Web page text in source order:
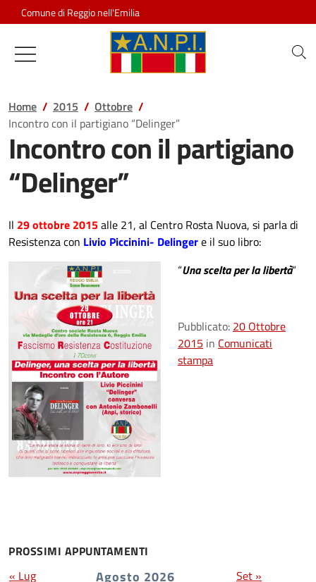
Salta al contenuto
Comune di Reggio nell'Emilia
Associazione Nazionale
Home 2015
Ottobre
Incontro con il partigiano “Delinger”
Incontro con il partigiano
“Delinger”
Il 29 ottobre 2015alle 21, al Centro Rosta Nuova, si parla di
Resistenza con Livio Piccinini- Delingere il suo libro:
“Una scelta per la libertà“
Pubblicato: 20 Ottobre
2015 in Comunicati
stampa
PROSSIMI APPUNTAMENTI
Agosto 2026
« Lug Set »